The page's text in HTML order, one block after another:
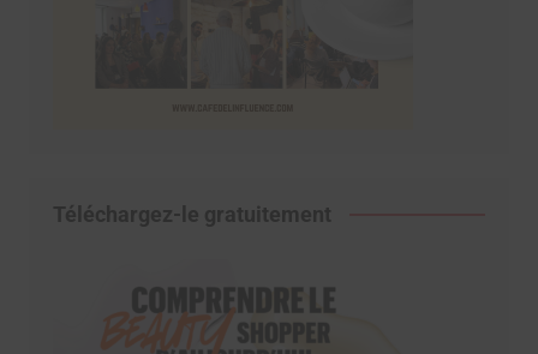
Téléchargez-le gratuitement